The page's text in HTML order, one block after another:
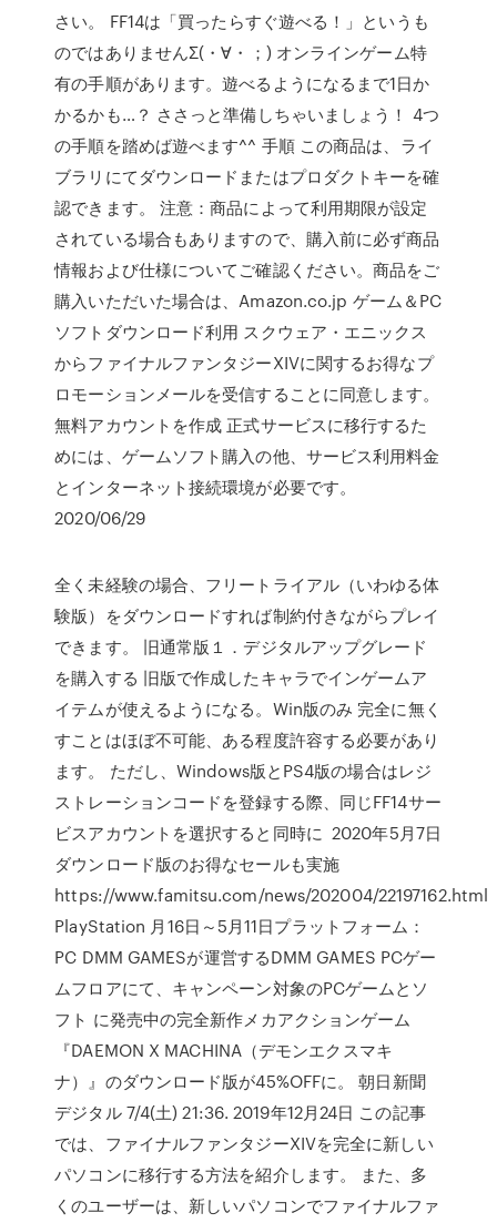
さい。 FF14は「買ったらすぐ遊べる！」というも
のではありませんΣ(・∀・；) オンラインゲーム特
有の手順があります。遊べるようになるまで1日か
かるかも…？ ささっと準備しちゃいましょう！ 4つ
の手順を踏めば遊べます^^ 手順 この商品は、ライ
ブラリにてダウンロードまたはプロダクトキーを確
認できます。 注意：商品によって利用期限が設定
されている場合もありますので、購入前に必ず商品
情報および仕様についてご確認ください。商品をご
購入いただいた場合は、Amazon.co.jp ゲーム＆PC
ソフトダウンロード利用 スクウェア・エニックス
からファイナルファンタジーXIVに関するお得なプ
ロモーションメールを受信することに同意します。
無料アカウントを作成 正式サービスに移行するた
めには、ゲームソフト購入の他、サービス利用料金
とインターネット接続環境が必要です。
2020/06/29
全く未経験の場合、フリートライアル（いわゆる体
験版）をダウンロードすれば制約付きながらプレイ
できます。 旧通常版１．デジタルアップグレード
を購入する 旧版で作成したキャラでインゲームア
イテムが使えるようになる。Win版のみ 完全に無く
すことはほぼ不可能、ある程度許容する必要があり
ます。 ただし、Windows版とPS4版の場合はレジ
ストレーションコードを登録する際、同じFF14サー
ビスアカウントを選択すると同時に 2020年5月7日
ダウンロード版のお得なセールも実施
https://www.famitsu.com/news/202004/22197162.html
PlayStation 月16日～5月11日プラットフォーム：
PC DMM GAMESが運営するDMM GAMES PCゲー
ムフロアにて、キャンペーン対象のPCゲームとソ
フト に発売中の完全新作メカアクションゲーム
『DAEMON X MACHINA（デモンエクスマキ
ナ）』のダウンロード版が45%OFFに。 朝日新聞
デジタル 7/4(土) 21:36. 2019年12月24日 この記事
では、ファイナルファンタジーXIVを完全に新しい
パソコンに移行する方法を紹介します。 また、多
くのユーザーは、新しいパソコンでファイナルファ